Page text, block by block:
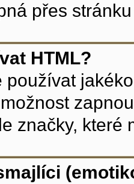
přes
HTML?
používat
značky, které